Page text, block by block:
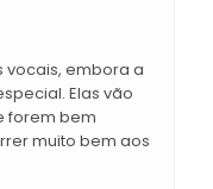
vocais, embora a
Elas vão
forem bem
muito bem aos